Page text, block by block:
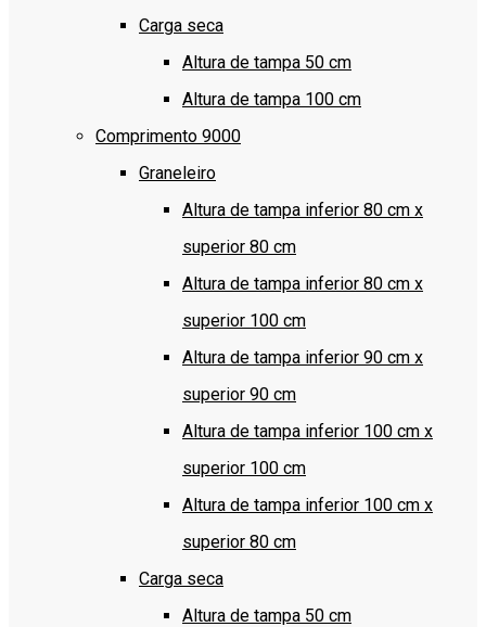
Carga seca
Altura de tampa 50 cm
Altura de tampa 100 cm
Comprimento 9000
Graneleiro
Altura de tampa inferior 80 cm x
superior 80 cm
Altura de tampa inferior 80 cm x
superior 100 cm
Altura de tampa inferior 90 cm x
superior 90 cm
Altura de tampa inferior 100 cm x
superior 100 cm
Altura de tampa inferior 100 cm x
superior 80 cm
Carga seca
Altura de tampa 50 cm